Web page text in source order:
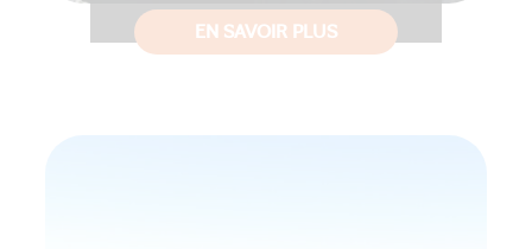
EN SAVOIR PLUS